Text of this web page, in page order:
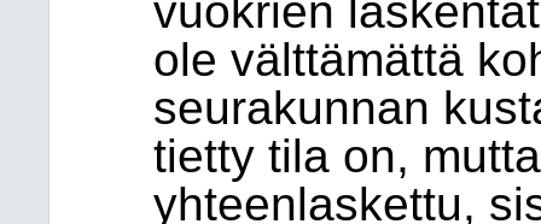
vuokrien
ole välttämättä
seurakunnan
tietty tila on,
yhteenlaskettu,